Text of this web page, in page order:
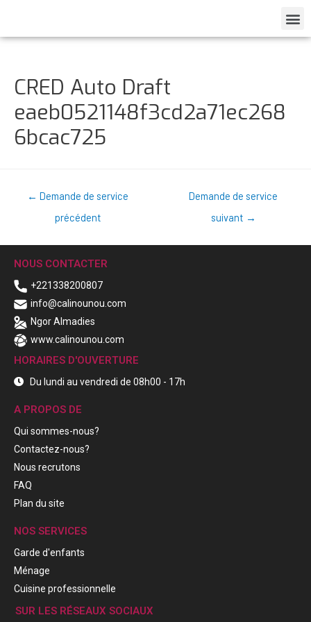
CRED Auto Draft
eaeb0521148f3cd2a71ec268
6bcac725
← Demande de service
précédent
Demande de service
suivant →
NOUS CONTACTER
+221338200807
info@calinounou.com
Ngor Almadies
www.calinounou.com
HORAIRES D'OUVERTURE
Du lundi au vendredi de 08h00 - 17h
A PROPOS DE
Qui sommes-nous?
Contactez-nous?
Nous recrutons
FAQ
Plan du site
NOS SERVICES
Garde d'enfants
Ménage
Cuisine professionnelle
SUR LES RÉSEAUX SOCIAUX